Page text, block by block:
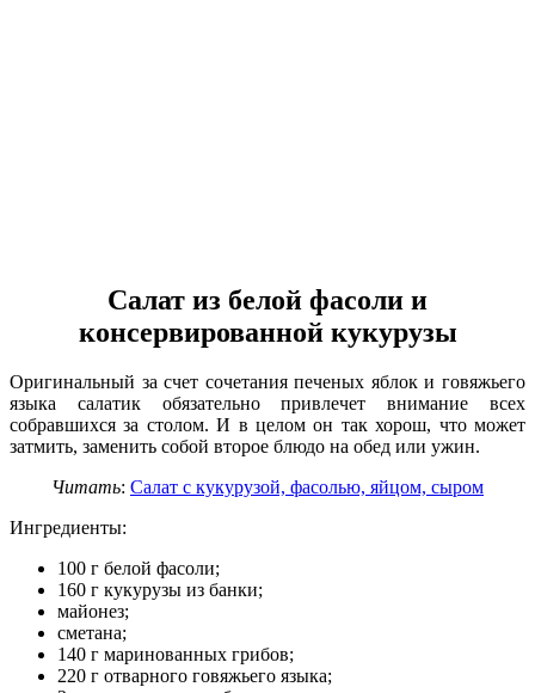
Салат из белой фасоли и
консервированной кукурузы
Оригинальный за счет сочетания печеных яблок и говяжьего
языка салатик обязательно привлечет внимание всех
собравшихся за столом. И в целом он так хорош, что может
затмить, заменить собой второе блюдо на обед или ужин.
Читать: Салат с кукурузой, фасолью, яйцом, сыром
Ингредиенты:
100 г белой фасоли;
160 г кукурузы из банки;
майонез;
сметана;
140 г маринованных грибов;
220 г отварного говяжьего языка;